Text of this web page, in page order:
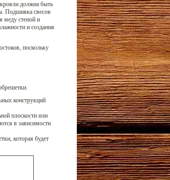
должна быть
Подшивка свесов
меду стеной и
и создания
поскольку
конструкций
плоскости или
в зависимости
которая будет